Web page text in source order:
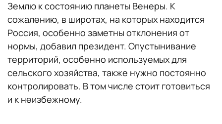
Землю к состоянию планеты Венеры. К
сожалению, в широтах, на которых находится
Россия, особенно заметны отклонения от
нормы, добавил президент. Опустынивание
территорий, особенно используемых для
сельского хозяйства, также нужно постоянно
контролировать. В том числе стоит готовиться
и к неизбежному.